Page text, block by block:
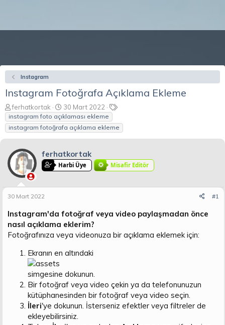
Instagram
Instagram Fotoğrafa Açıklama Ekleme
K
o
n
b
y
b
a
ş
l
t
a
n
ferhatkortak
B
a
ş
l
n
g
ı
t
i
h
i
30 Mart 2022
E
i
k
l
e
instagram foto açıklaması ekleme
instagram fotoğrafa açıklama ekleme
ferhatkortak
Harbi Üye Misafir Editör
30 Mart 2022 #1
Instagram'da fotoğraf veya video paylaşmadan önce
nasıl açıklama eklerim?
Fotoğrafınıza veya videonuza bir açıklama eklemek için:
Ekranın en altındaki
simgesine dokunun.
Bir fotoğraf veya video çekin ya da telefonunuzun
kütüphanesinden bir fotoğraf veya video seçin.
İleri'ye dokunun. İsterseniz efektler veya filtreler de
ekleyebilirsiniz.